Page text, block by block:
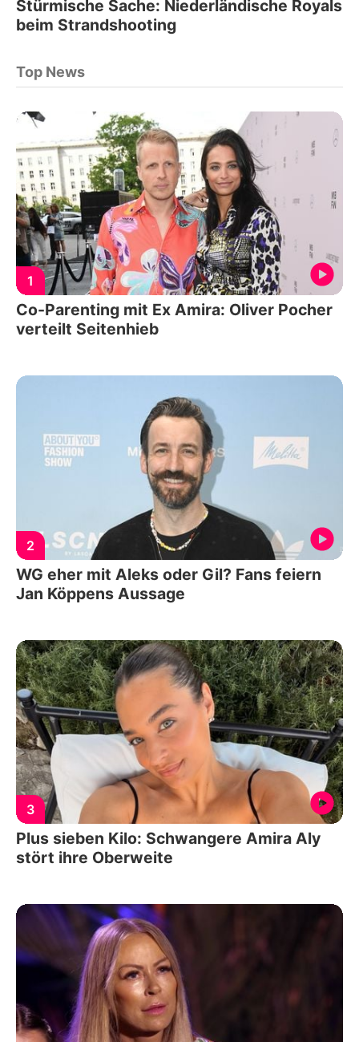
Stürmische Sache: Niederländische Royals
beim Strandshooting
Top News
1
Co-Parenting mit Ex Amira: Oliver Pocher
verteilt Seitenhieb
2
WG eher mit Aleks oder Gil? Fans feiern
Jan Köppens Aussage
3
Plus sieben Kilo: Schwangere Amira Aly
stört ihre Oberweite